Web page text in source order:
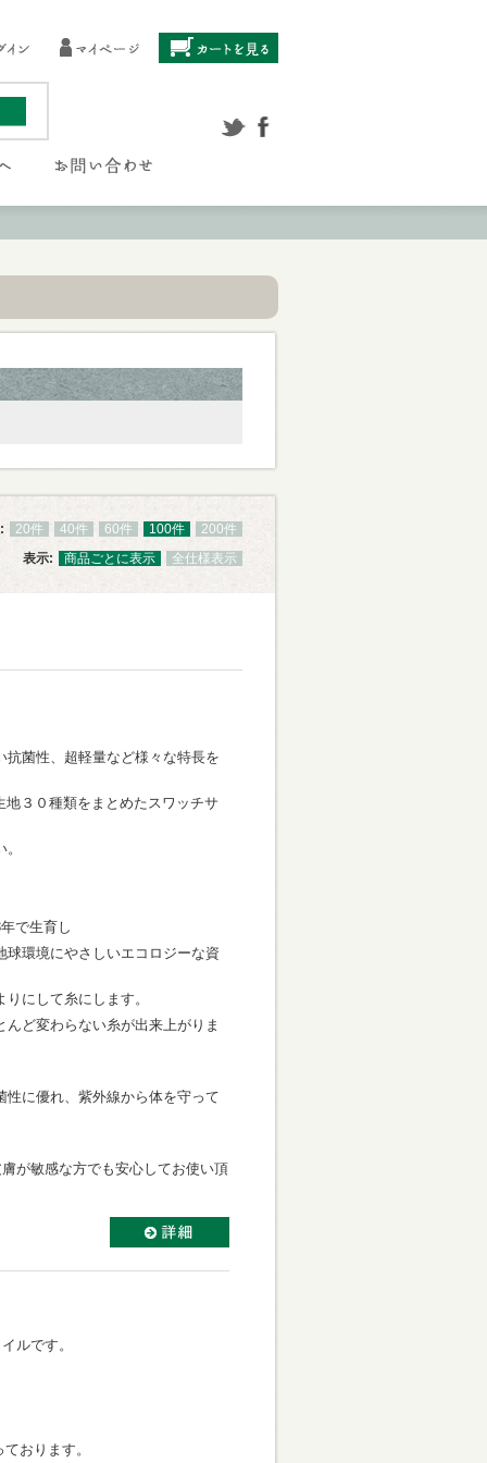
20件 40件 60件 100件
200件
表示:
商品ごとに表示 全仕様表示
菌性、超軽量など様々な特長を
地３０種類をまとめたスワッチサ
で生育し
球環境にやさしいエコロジーな資
にして糸にします。
ど変わらない糸が出来上がりま
に優れ、紫外線から体を守って
が敏感な方でも安心してお使い頂
ルです。
おります。